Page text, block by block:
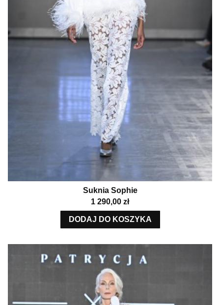
Suknia Sophie
Cena
1 290,00 zł
DODAJ DO KOSZYKA